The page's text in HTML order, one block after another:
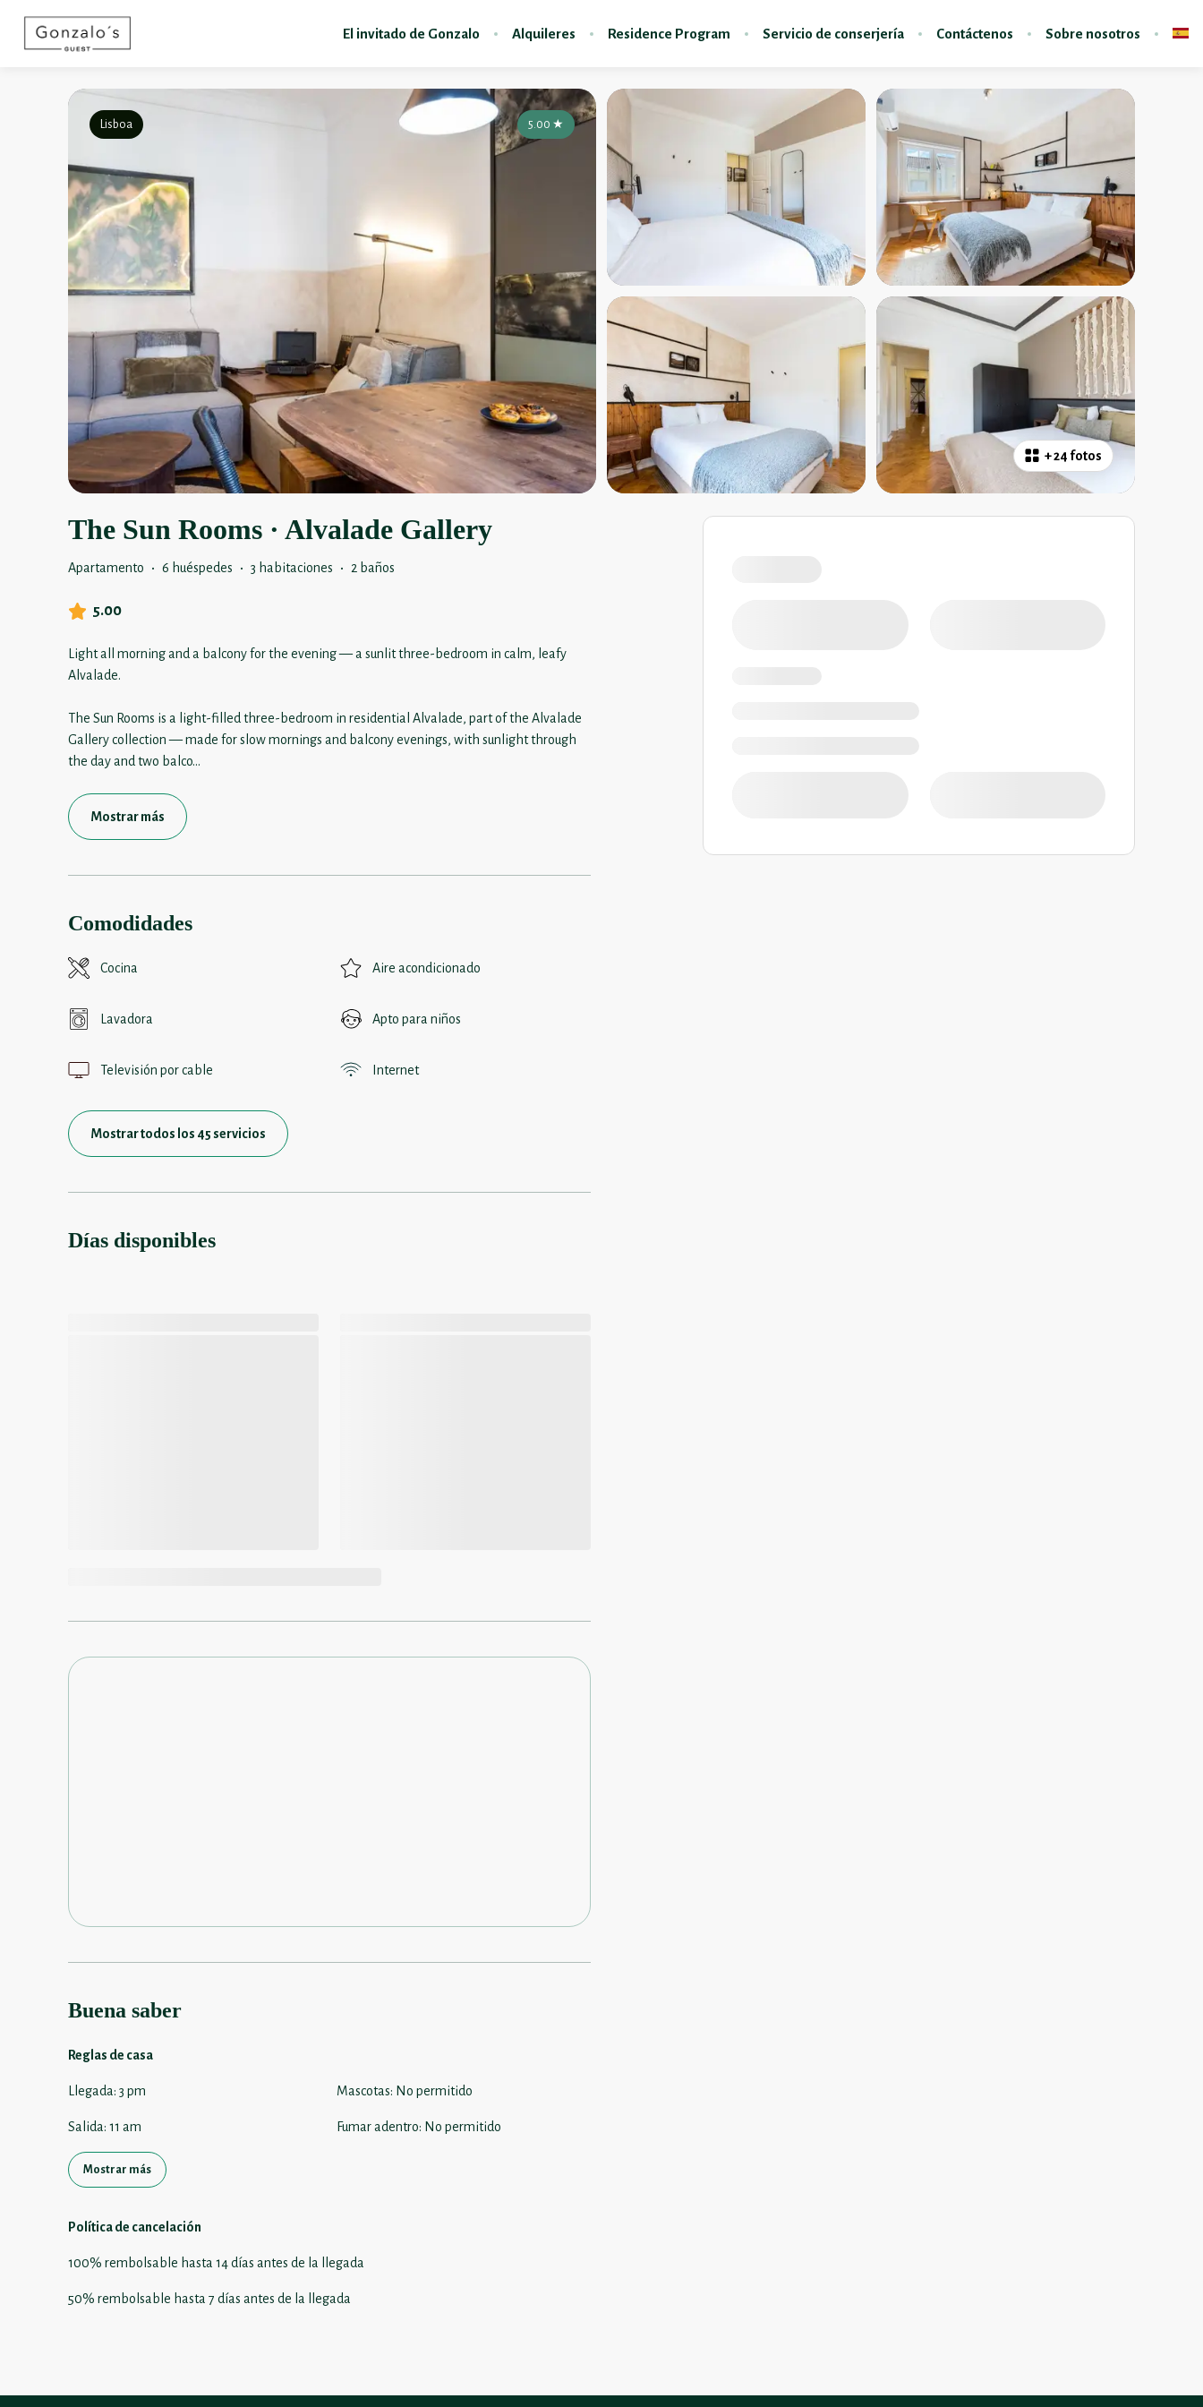
El invitado de Gonzalo Alquileres Residence Program Servicio de conserjería Contáctenos Sobre nosotros
+24 fotos
5.00 ★
Lisboa
The Sun Rooms · Alvalade Gallery
Apartamento · 6 huéspedes · 3 habitaciones · 2 baños
5.00
Light all morning and a balcony for the evening — a sunlit three-bedroom in calm, leafy
Alvalade.
The Sun Rooms is a light-filled three-bedroom in residential Alvalade, part of the Alvalade
Gallery collection — made for slow mornings and balcony evenings, with sunlight through
the day and two balco...
Mostrar más
Comodidades
Cocina Aire acondicionado
Lavadora Apto para niños
Televisión por cable Internet
Mostrar todos los 45 servicios
Días disponibles
Buena saber
Reglas de casa
Llegada: 3 pm
Salida: 11 am
Mascotas: No permitido
Fumar adentro: No permitido
Mostrar más
Política de cancelación
100% rembolsable hasta 14 días antes de la llegada
50% rembolsable hasta 7 días antes de la llegada